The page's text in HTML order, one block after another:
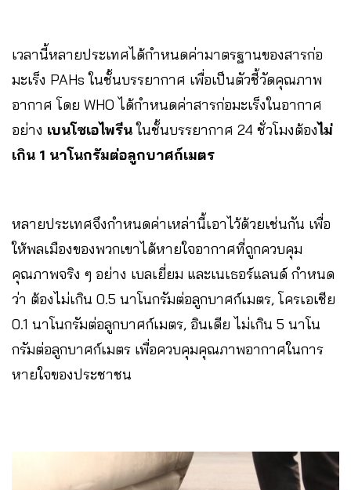
เวลานี้หลายประเทศได้กำหนดค่ามาตรฐานของสารก่อ
มะเร็ง PAHs ในชั้นบรรยากาศ เพื่อเป็นตัวชี้วัดคุณภาพ
อากาศ โดย WHO ได้กำหนดค่าสารก่อมะเร็งในอากาศ
อย่าง เบนโซเอไพรีนในชั้นบรรยากาศ 24 ชั่วโมงต้องไม่
เกิน 1 นาโนกรัมต่อลูกบาศก์เมตร
หลายประเทศจึงกำหนดค่าเหล่านี้เอาไว้ด้วยเช่นกัน เพื่อ
ให้พลเมืองของพวกเขาได้หายใจอากาศที่ถูกควบคุม
คุณภาพจริง ๆ อย่าง เบลเยี่ยม และเนเธอร์แลนด์ กำหนด
ว่า ต้องไม่เกิน 0.5 นาโนกรัมต่อลูกบาศก์เมตร, โครเอเชีย
0.1 นาโนกรัมต่อลูกบาศก์เมตร, อินเดีย ไม่เกิน 5 นาโน
กรัมต่อลูกบาศก์เมตร เพื่อควบคุมคุณภาพอากาศในการ
หายใจของประชาชน